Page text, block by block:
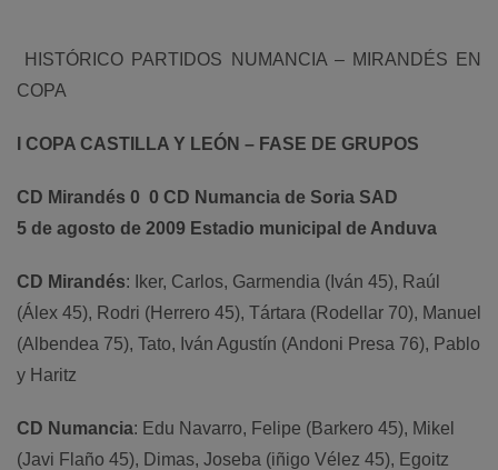
HISTÓRICO PARTIDOS NUMANCIA – MIRANDÉS EN
COPA
I COPA CASTILLA Y LEÓN – FASE DE GRUPOS
CD Mirandés 0  0 CD Numancia de Soria SAD
5 de agosto de 2009 Estadio municipal de Anduva
CD Mirandés: Iker, Carlos, Garmendia (Iván 45), Raúl
(Álex 45), Rodri (Herrero 45), Tártara (Rodellar 70), Manuel
(Albendea 75), Tato, Iván Agustín (Andoni Presa 76), Pablo
y Haritz
CD Numancia: Edu Navarro, Felipe (Barkero 45), Mikel
(Javi Flaño 45), Dimas, Joseba (iñigo Vélez 45), Egoitz